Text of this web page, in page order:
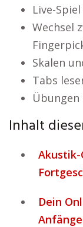
Live-
Wechsel
Skalen
Tabs
Inhalt
Dein